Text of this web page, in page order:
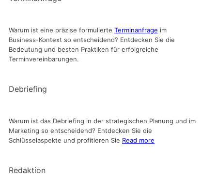
Warum ist eine präzise formulierte Terminanfrage im
Business-Kontext so entscheidend? Entdecken Sie die
Bedeutung und besten Praktiken für erfolgreiche
Terminvereinbarungen.
Debriefing
Warum ist das Debriefing in der strategischen Planung und im
Marketing so entscheidend? Entdecken Sie die
Schlüsselaspekte und profitieren Sie Read more
Redaktion